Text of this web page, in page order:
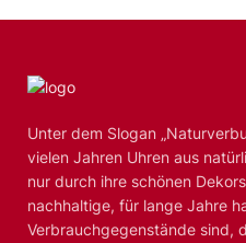
Unter dem Slogan
vielen Jahren Uhren aus
nur durch ihre schönen
nachhaltige, für lange Jahre
Verbrauchgegenstände sind,